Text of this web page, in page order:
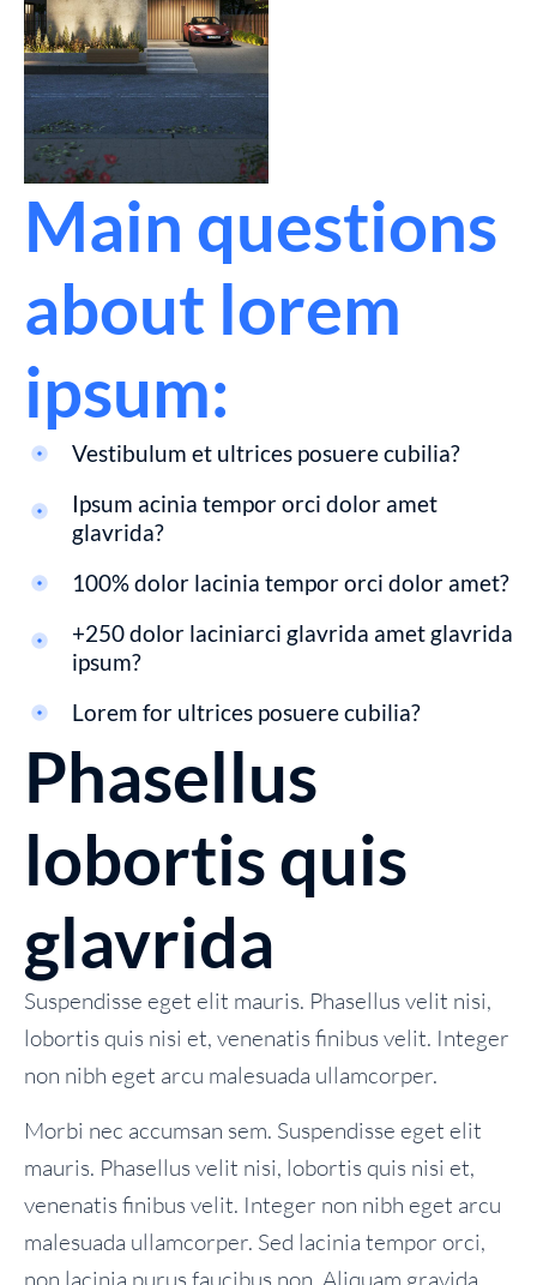
Main questions
about lorem
ipsum:
Vestibulum et ultrices posuere cubilia?
Ipsum acinia tempor orci dolor amet
glavrida?
100% dolor lacinia tempor orci dolor amet?
+250 dolor laciniarci glavrida amet glavrida
ipsum?
Lorem for ultrices posuere cubilia?
Phasellus
lobortis quis
glavrida
Suspendisse eget elit mauris. Phasellus velit nisi,
lobortis quis nisi et, venenatis finibus velit. Integer
non nibh eget arcu malesuada ullamcorper.
Morbi nec accumsan sem. Suspendisse eget elit
mauris. Phasellus velit nisi, lobortis quis nisi et,
venenatis finibus velit. Integer non nibh eget arcu
malesuada ullamcorper. Sed lacinia tempor orci,
non lacinia purus faucibus non. Aliquam gravida